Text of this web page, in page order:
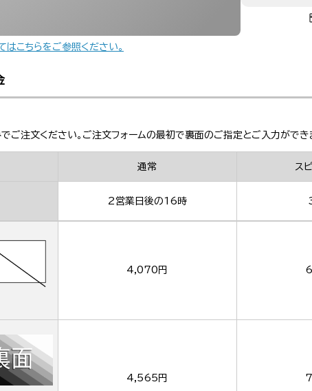
こちらをご参照ください。
ご注文ください。ご注文フォームの最初で裏面のご指定とご入力ができ
通常 ス
2営業日後の16時
4,070円
4,565円